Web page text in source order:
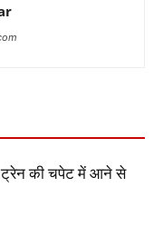
ट्रेन की चपेट में आने से